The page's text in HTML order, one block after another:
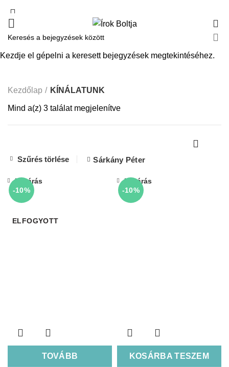
KÍNÁLATUNK
Kezdőlap KÍNÁLATUNK
Mind a(z) 3 találat megjelenítve
Szűrés törlése Sárkány Péter
-10%
ELFOGYOTT
TOVÁBB
Bezárás
-10%
KOSÁRBA TESZEM
Bezárás
Kezdje el gépelni a keresett bejegyzések megtekintéséhez.